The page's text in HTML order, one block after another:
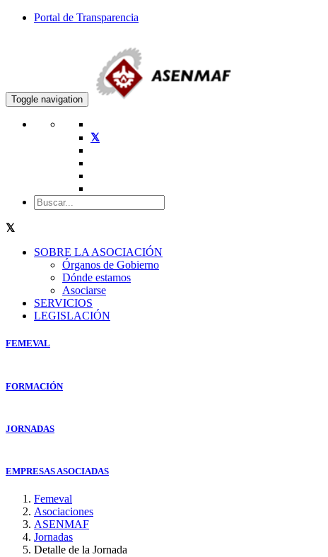
Portal de Transparencia
Toggle navigation
SOBRE LA ASOCIACIÓN
Órganos de Gobierno
Dónde estamos
Asociarse
SERVICIOS
LEGISLACIÓN
FEMEVAL
FORMACIÓN
JORNADAS
EMPRESAS ASOCIADAS
Femeval
Asociaciones
ASENMAF
Jornadas
Detalle de la Jornada